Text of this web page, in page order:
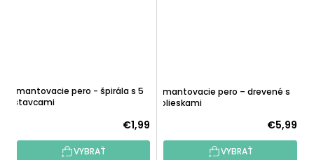
Diamantovacie pero - špirála s 5
nástavcami
€1,99
VYBRAŤ
Diamantovacie pero – drevené s
5 kolieskami
€5,99
VYBRAŤ